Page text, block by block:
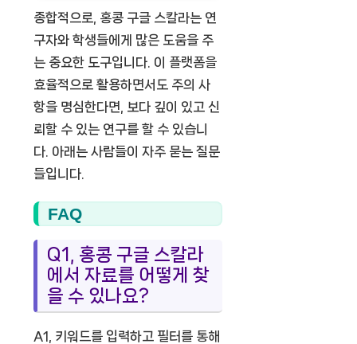
종합적으로, 홍콩 구글 스칼라는 연
구자와 학생들에게 많은 도움을 주
는 중요한 도구입니다. 이 플랫폼을
효율적으로 활용하면서도 주의 사
항을 명심한다면, 보다 깊이 있고 신
뢰할 수 있는 연구를 할 수 있습니
다. 아래는 사람들이 자주 묻는 질문
들입니다.
FAQ
Q1, 홍콩 구글 스칼라
에서 자료를 어떻게 찾
을 수 있나요?
A1, 키워드를 입력하고 필터를 통해